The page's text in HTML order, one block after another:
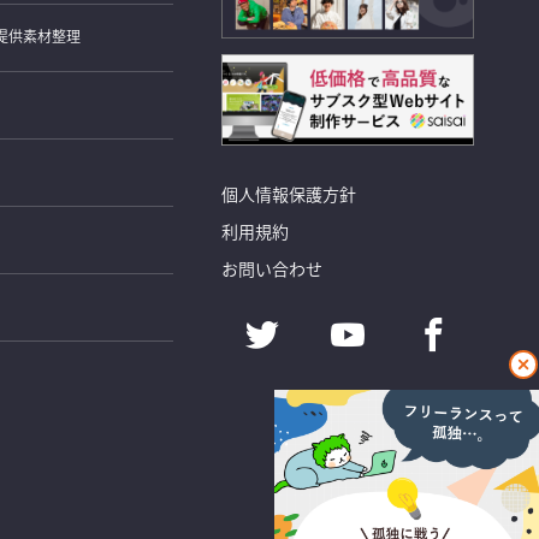
閉
じ
る
供素材整理
個人情報保護方針
利用規約
お問い合わせ